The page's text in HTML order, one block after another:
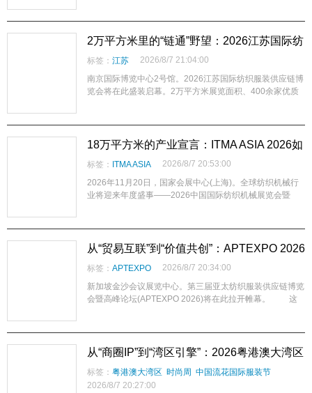
2万平方米里的“链通”野望：2026江苏国际纺
织服装供应链博览会如何以“展+会+盟”重构
长三角产业协同？
标签： 江苏
2026/8/7 21:04:00
南京国际博览中心2号馆。2026江苏国际纺织服装供应链博
览会将在此盛装启幕。2万平方米展览面积、400余家优质
18万平方米的产业宣言：ITMA ASIA 2026如
何以超大规模为中国纺机业锚定“十五五”新
坐标？
标签： ITMA ASIA
2026/8/7 20:53:00
2026年11月20日，国家会展中心(上海)。全球纺织机械行
业将迎来年度盛事——2026中国国际纺织机械展览会暨
重构的背景下，这一超大规模体量向世界释放出一个清晰信
从“贸易互联”到“价值共创”：APTEXPO 2026
如何在新加坡重构亚太纺织供应链的“韧性新
生态”？
标签： APTEXPO
2026/8/7 20:34:00
新加坡金沙会议展览中心。第三届亚太纺织服装供应链博览
会暨高峰论坛(APTEXPO 2026)将在此拉开帷幕。 这
从“商圈IP”到“湾区引擎”：2026粤港澳大湾区
时尚周·中国流花国际服装节如何重塑广州时
尚话语权？
标签： 粤港澳大湾区 时尚周 中国流花国际服装节
2026/8/7 20:27:00